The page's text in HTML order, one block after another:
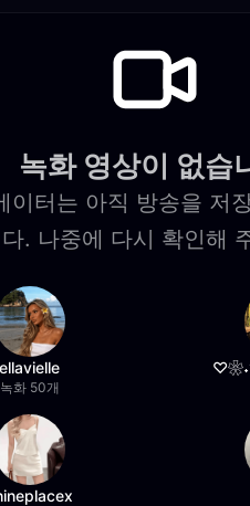
녹화 영상이 없습
이터는 아직 방송을 저
다. 나중에 다시 확인해
ellavielle
녹화 50개